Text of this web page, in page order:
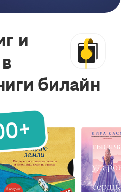
и
билайн